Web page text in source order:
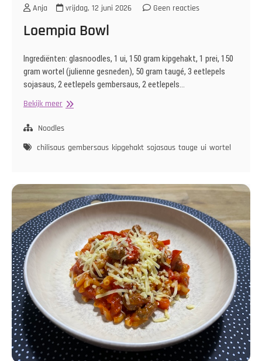
Anja vrijdag, 12 juni 2026 Geen reacties
Loempia Bowl
Ingrediënten: glasnoodles, 1 ui, 150 gram kipgehakt, 1 prei, 150
gram wortel (julienne gesneden), 50 gram taugé, 3 eetlepels
sojasaus, 2 eetlepels gembersaus, 2 eetlepels…
Bekijk meerLoempia
Noodles
chilisaus gembersaus kipgehakt sojasaus tauge ui wortel